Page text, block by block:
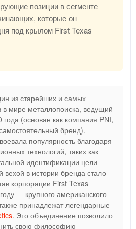
позиции в сегменте
которые он
под крылом First Texas
из старейших и самых
в мире металлопоиска, ведущий
(основан как компания PNI,
бренд).
популярность благодаря
технологий, таких как
идентификации цели
вехой в истории бренда стало
корпорации First Texas
— крупного американского
принадлежат легендарные
. Это объединение позволило
свою философию